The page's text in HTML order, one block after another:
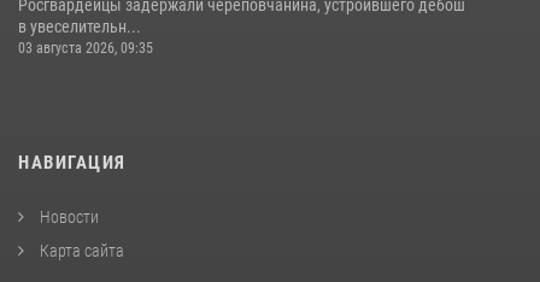
Росгвардейцы задержали череповчанина, устроившего дебош
в увеселительн...
03 августа 2026, 09:35
НАВИГАЦИЯ
Новости
Карта сайта